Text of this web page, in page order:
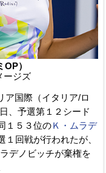
）
ージズ
ア国際（イタリア/ロ
、予選第１２シード
１５３位のＫ・ムラデ
１回戦が行われたが、
デノビッチが棄権を